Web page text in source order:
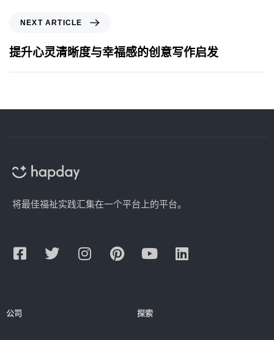
NEXT ARTICLE
提升心灵清晰度与幸福感的创意写作启发
将最佳福祉实践汇集在一个平台上的平台。
公司 探索